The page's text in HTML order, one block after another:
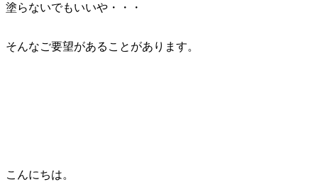
塗らないでもいいや・・・
そんなご要望があることがあります。
こんにちは。